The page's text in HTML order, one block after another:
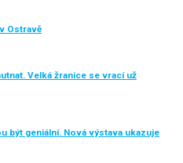
Ostravě
Velká žranice se vrací už
být geniální. Nová výstava ukazuje